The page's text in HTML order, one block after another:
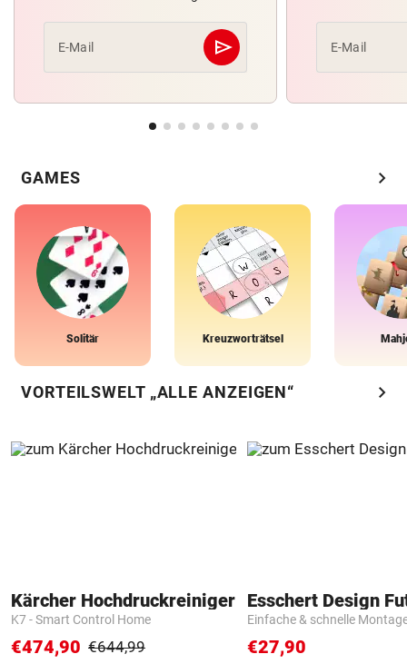
E-Mail send
Abschicken E-Mail
GAMES chevron_right
Solitär Kreuzworträtsel
VORTEILSWELT „ALLE ANZEIGEN“ chevron_right
Kärcher Hochdruckreiniger
K7 - Smart Control Home
€474,90 €644,99
Einfache & schnelle
€27,90